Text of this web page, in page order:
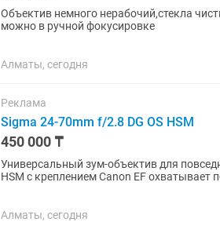
Объектив немного нерабочий,стекла
можно в ручной фокусировке
Алматы, сегодня
Реклама
Sigma 24-70mm f/2.8 DG OS HSM
450 000 ₸
Универсальный зум-объектив для
HSM с креплением Canon EF
Алматы, сегодня